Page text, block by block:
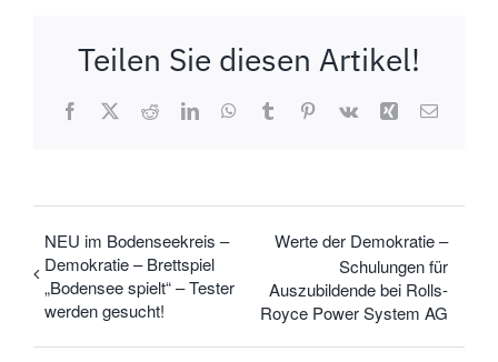
Teilen Sie diesen Artikel!
Facebook
X RedditLinkedInWhatsApp
TumblrPinterest
Vk Xing E-
NEU im Bodenseekreis –
Demokratie – Brettspiel
„Bodensee spielt“ – Tester
werden gesucht!
Werte der Demokratie –
Schulungen für
Auszubildende bei Rolls-
Royce Power System AG